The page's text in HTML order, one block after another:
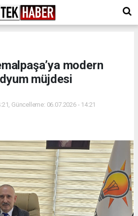
modern
müjdesi
Güncelleme: 06.07.2026 - 14:21